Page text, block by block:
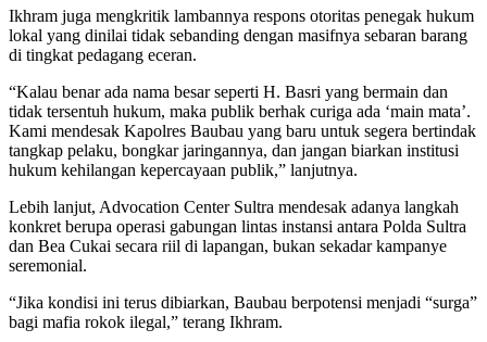
​Ikhram juga mengkritik lambannya respons otoritas penegak hukum
lokal yang dinilai tidak sebanding dengan masifnya sebaran barang
di tingkat pedagang eceran.
​“Kalau benar ada nama besar seperti H. Basri yang bermain dan
tidak tersentuh hukum, maka publik berhak curiga ada ‘main mata’.
Kami mendesak Kapolres Baubau yang baru untuk segera bertindak
tangkap pelaku, bongkar jaringannya, dan jangan biarkan institusi
hukum kehilangan kepercayaan publik,” lanjutnya.
​Lebih lanjut, Advocation Center Sultra mendesak adanya langkah
konkret berupa operasi gabungan lintas instansi antara Polda Sultra
dan Bea Cukai secara riil di lapangan, bukan sekadar kampanye
seremonial.
​“Jika kondisi ini terus dibiarkan, Baubau berpotensi menjadi “surga”
bagi mafia rokok ilegal,” terang Ikhram.